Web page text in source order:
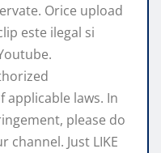
Orice upload
este ilegal si
laws. In
please do
Just LIKE